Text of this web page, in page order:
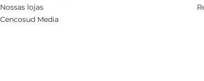
Nossas lojas
Cencosud Media